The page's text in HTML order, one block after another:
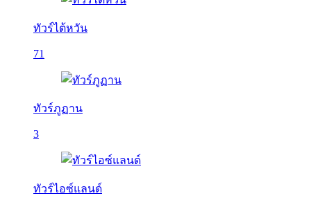
ทัวร์ไต้หวัน
71
ทัวร์ภูฏาน
3
ทัวร์ไอซ์แลนด์